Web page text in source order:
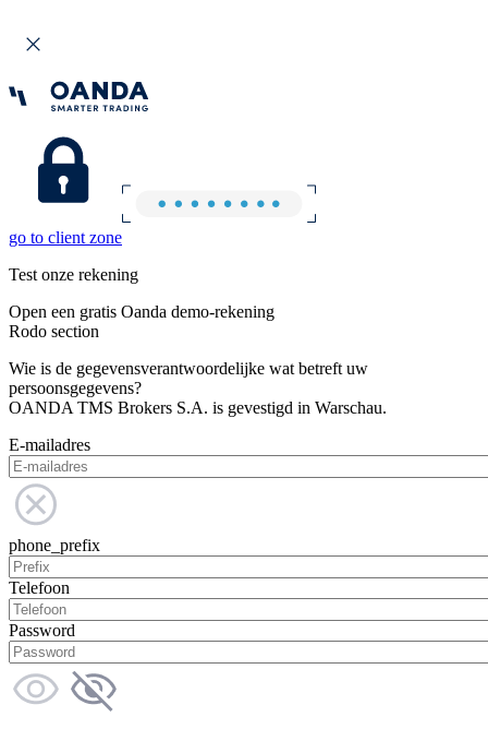
go to client zone
Test onze rekening
Open een gratis Oanda demo-rekening
Rodo section
Wie is de gegevensverantwoordelijke wat betreft uw
persoonsgegevens?
OANDA TMS Brokers S.A. is gevestigd in Warschau.
E-mailadres
phone_prefix
Telefoon
Password